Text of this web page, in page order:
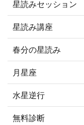
星読みセッション
星読み講座
春分の星読み
月星座
水星逆行
無料診断